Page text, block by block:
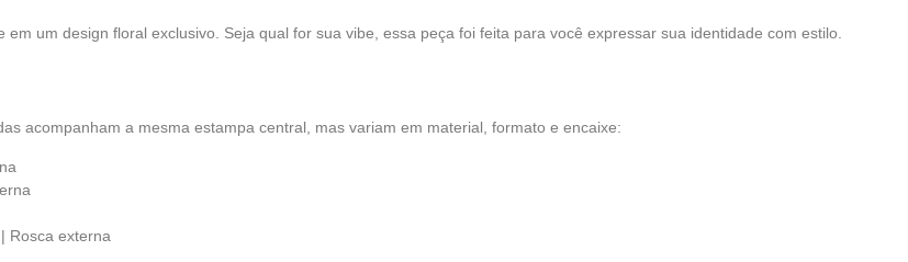
em um design floral exclusivo. Seja qual for sua vibe, essa peça foi feita para você expressar sua identidade com estilo.
acompanham a mesma estampa central, mas variam em material, formato e encaixe:
Rosca externa